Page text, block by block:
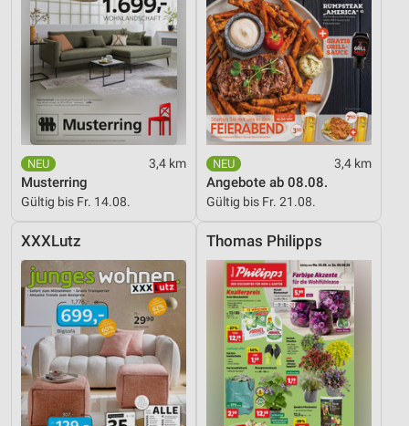
3,4 km
Musterring
Gültig bis Fr. 14.08.
3,4 km
Angebote ab 08.08.
Gültig bis Fr. 21.08.
XXXLutz Thomas Philipps